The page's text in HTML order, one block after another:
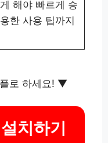
해야 빠르게 승
한 사용 팁까지
로 하세요! ▼
치하기